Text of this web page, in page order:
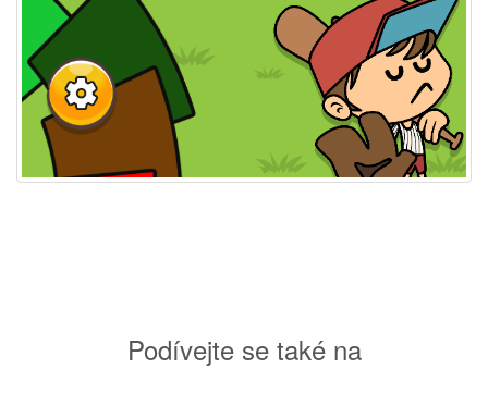
Podívejte se také na